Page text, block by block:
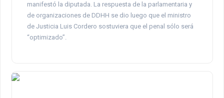
manifestó la diputada. La respuesta de la parlamentaria y
de organizaciones de DDHH se dio luego que el ministro
de Justicia Luis Cordero sostuviera que el penal sólo será
“optimizado”.